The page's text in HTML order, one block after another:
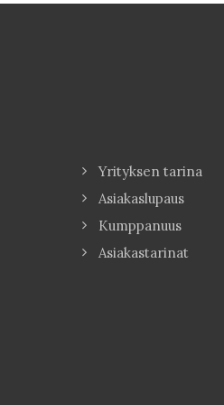
Yrityksen tarina
Asiakaslupaus
Kumppanuus
Asiakastarinat